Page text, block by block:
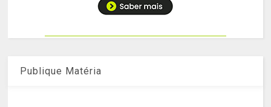
Publique Matéria